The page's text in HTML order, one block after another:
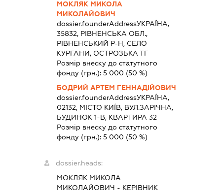
МОКЛЯК МИКОЛА
МИКОЛАЙОВИЧ
dossier.founderAddressУКРАЇНА,
35832, РІВНЕНСЬКА ОБЛ.,
РІВНЕНСЬКИЙ Р-Н, СЕЛО
КУРГАНИ, ОСТРОЗЬКА ТГ
Розмір внеску до статутного
фонду (грн.):5 000 (50 %)
БОДРИЙ АРТЕМ ГЕННАДІЙОВИЧ
dossier.founderAddressУКРАЇНА,
02132, МІСТО КИЇВ, ВУЛ.ЗАРІЧНА,
БУДИНОК 1-В, КВАРТИРА 32
Розмір внеску до статутного
фонду (грн.):5 000 (50 %)
dossier.heads:
МОКЛЯК МИКОЛА
МИКОЛАЙОВИЧ - КЕРІВНИК